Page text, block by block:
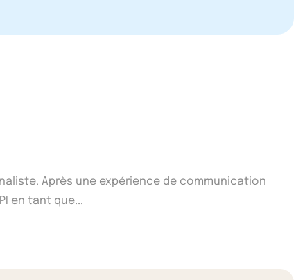
Après une expérience de communication
en tant que...